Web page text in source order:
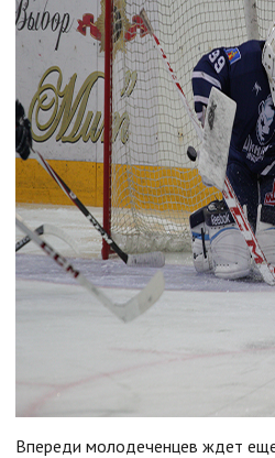
Впереди молодеченцев ждет